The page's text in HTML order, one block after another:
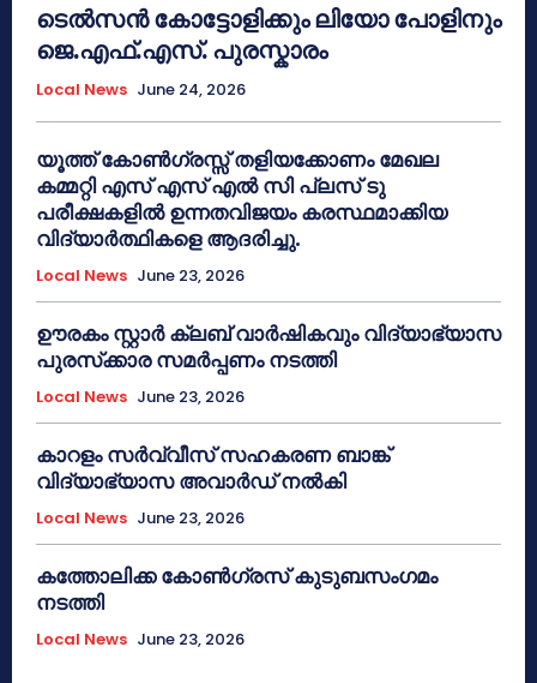
ടെൽസൻ കോട്ടോളിക്കും ലിയോ പോളിനും
ജെ.എഫ്.എസ്. പുരസ്കാരം
Local News June 24, 2026
യൂത്ത് കോൺഗ്രസ്സ് തളിയക്കോണം മേഖല
കമ്മറ്റി എസ് എസ് എൽ സി പ്ലസ് ടു
പരീക്ഷകളിൽ ഉന്നതവിജയം കരസ്ഥമാക്കിയ
വിദ്യാർത്ഥികളെ ആദരിച്ചു.
Local News June 23, 2026
ഊരകം സ്റ്റാർ ക്ലബ് വാർഷികവും വിദ്യാഭ്യാസ
പുരസ്‌ക്കാര സമർപ്പണം നടത്തി
Local News June 23, 2026
കാറളം സർവ്വീസ് സഹകരണ ബാങ്ക്
വിദ്യാഭ്യാസ അവാർഡ് നൽകി
Local News June 23, 2026
കത്തോലിക്ക കോൺഗ്രസ് കുടുബസംഗമം
നടത്തി
Local News June 23, 2026